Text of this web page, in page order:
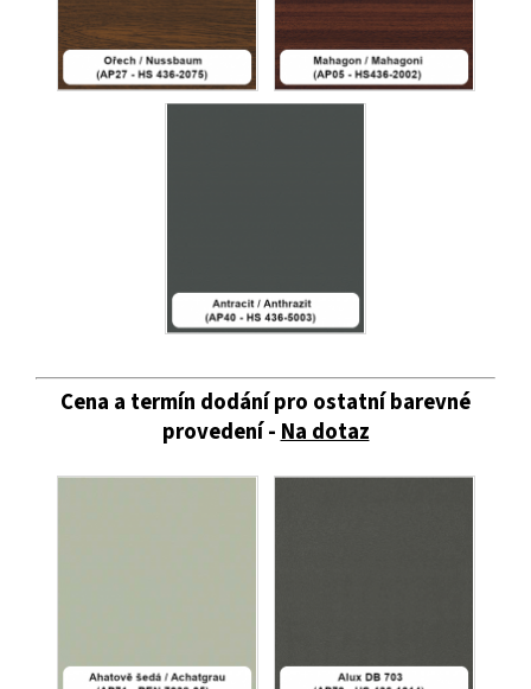
Cena a termín dodání pro ostatní barevné
provedení -Na dotaz